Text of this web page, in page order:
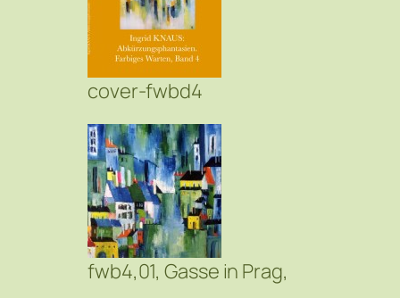
cover-fwbd4
fwb4,01, Gasse in Prag,